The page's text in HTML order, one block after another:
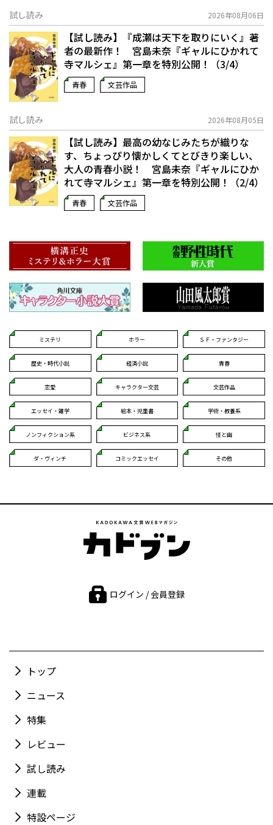
試し読み 2026年08月06日
【試し読み】『成瀬は天下を取りにいく』著
者の最新作！ 宮島未奈『ギャルにひかれて
寺マルシェ』第一章を特別公開！（3/4）
青春 文芸作品
試し読み 2026年08月05日
【試し読み】最高の幼なじみたちが織りな
す、ちょっぴり懐かしくてとびきり楽しい、
大人の青春小説！ 宮島未奈『ギャルにひか
れて寺マルシェ』第一章を特別公開！（2/4）
青春 文芸作品
ミステリ ホラー ＳＦ・ファンタジー
歴史・時代小説 経済小説 青春
恋愛 キャラクター文芸 文芸作品
エッセイ・雑学 絵本・児童書 学術・教養系
ノンフィクション系 ビジネス系 怪と幽
ダ・ヴィンチ コミックエッセイ その他
ログイン / 会員登録
トップ
ニュース
特集
レビュー
試し読み
連載
特設ページ